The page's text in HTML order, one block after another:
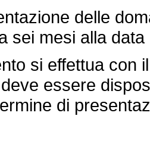
delle
sei mesi alla
si effettua con
essere
di